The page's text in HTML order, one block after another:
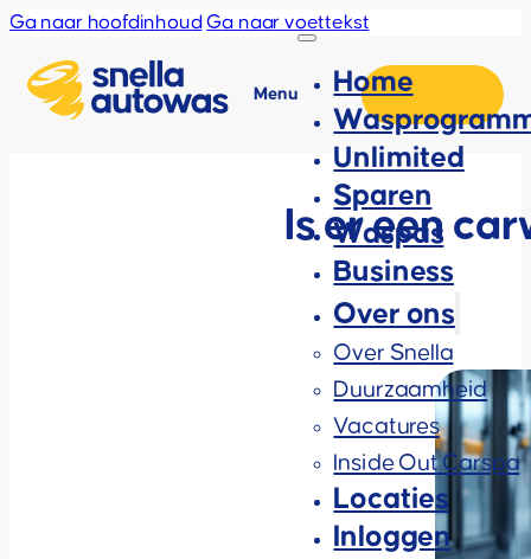
Ga naar hoofdinhoud Ga naar voettekst
Menu
Home
Unlimited
Sparen
Waspas
Business
Over ons
Over Snella
Duurzaamheid
Vacatures
Inside Out Carspa
Locaties
Inloggen
Is er een